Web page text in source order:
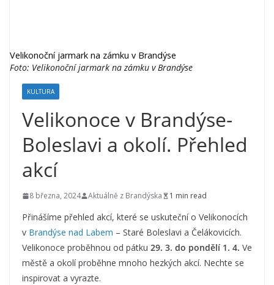
Velikonoční jarmark na zámku v Brandýse
Foto: Velikonoční jarmark na zámku v Brandýse
KULTURA
Velikonoce v Brandýse-
Boleslavi a okolí. Přehled
akcí
8 března, 2024 Aktuálně z Brandýska 1 min read
Přinášíme přehled akcí, které se uskuteční o Velikonocích
v Brandýse nad Labem – Staré Boleslavi a Čelákovicích.
Velikonoce proběhnou od pátku 29. 3. do pondělí 1. 4. Ve
městě a okolí proběhne mnoho hezkých akcí. Nechte se
inspirovat a vyrazte.